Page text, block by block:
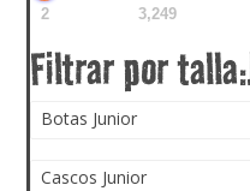
2 3,249
Botas Junior
Cascos Junior